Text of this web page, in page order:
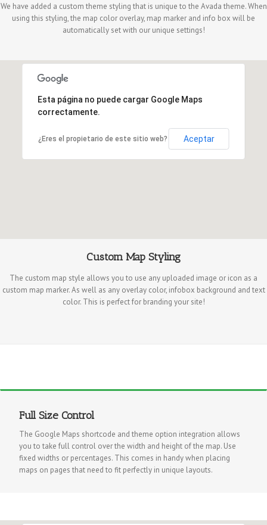
We have added a custom theme styling that is unique to the Avada theme. When
using this styling, the map color overlay, map marker and info box will be
automatically set with our unique settings!
Esta página no puede cargar Google Maps
correctamente.
¿Eres el propietario de este sitio web? Aceptar
Custom Map Styling
The custom map style allows you to use any uploaded image or icon as a
custom map marker. As well as any overlay color, infobox background and text
color. This is perfect for branding your site!
Full Size Control
The Google Maps shortcode and theme option integration allows
you to take full control over the width and height of the map. Use
fixed widths or percentages. This comes in handy when placing
maps on pages that need to fit perfectly in unique layouts.